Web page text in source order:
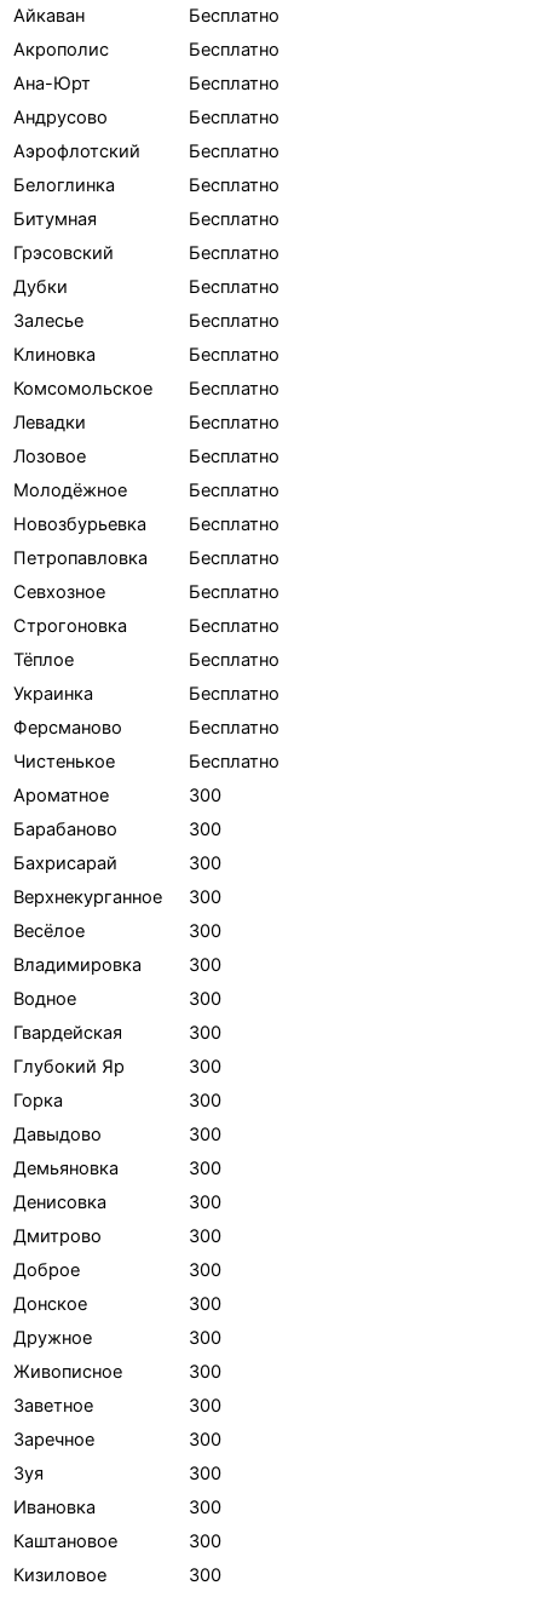
Айкаван
Бесплатно
Акрополис
Бесплатно
Ана-Юрт
Бесплатно
Андрусово
Бесплатно
Аэрофлотский
Бесплатно
Белоглинка
Бесплатно
Битумная
Бесплатно
Грэсовский
Бесплатно
Дубки
Бесплатно
Залесье
Бесплатно
Клиновка
Бесплатно
Комсомольское
Бесплатно
Левадки
Бесплатно
Лозовое
Бесплатно
Молодёжное
Бесплатно
Новозбурьевка
Бесплатно
Петропавловка
Бесплатно
Севхозное
Бесплатно
Строгоновка
Бесплатно
Тёплое
Бесплатно
Украинка
Бесплатно
Ферсманово
Бесплатно
Чистенькое
Бесплатно
Ароматное
300
Барабаново
300
Бахрисарай
300
Верхнекурганное
300
Весёлое
300
Владимировка
300
Водное
300
Гвардейская
300
Глубокий Яр
300
Горка
300
Давыдово
300
Демьяновка
300
Денисовка
300
Дмитрово
300
Доброе
300
Донское
300
Дружное
300
Живописное
300
Заветное
300
Заречное
300
Зуя
300
Ивановка
300
Каштановое
300
Кизиловое
300